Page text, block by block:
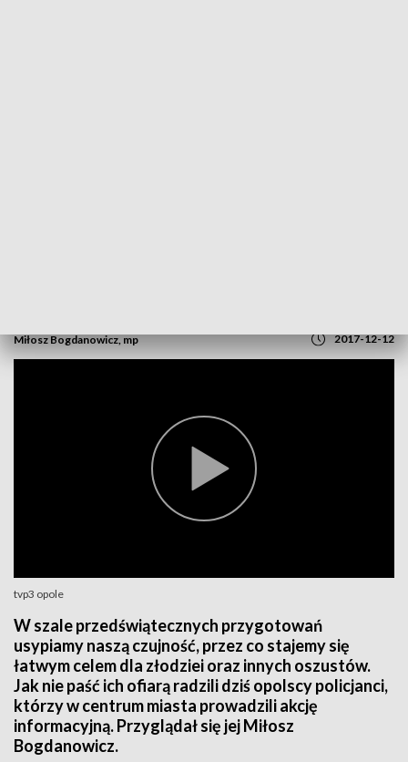
Miłosz Bogdanowicz, mp 2017-12-12
tvp3 opole
W szale przedświątecznych przygotowań
usypiamy naszą czujność, przez co stajemy się
łatwym celem dla złodziei oraz innych oszustów.
Jak nie paść ich ofiarą radzili dziś opolscy policjanci,
którzy w centrum miasta prowadzili akcję
informacyjną. Przyglądał się jej Miłosz
Bogdanowicz.